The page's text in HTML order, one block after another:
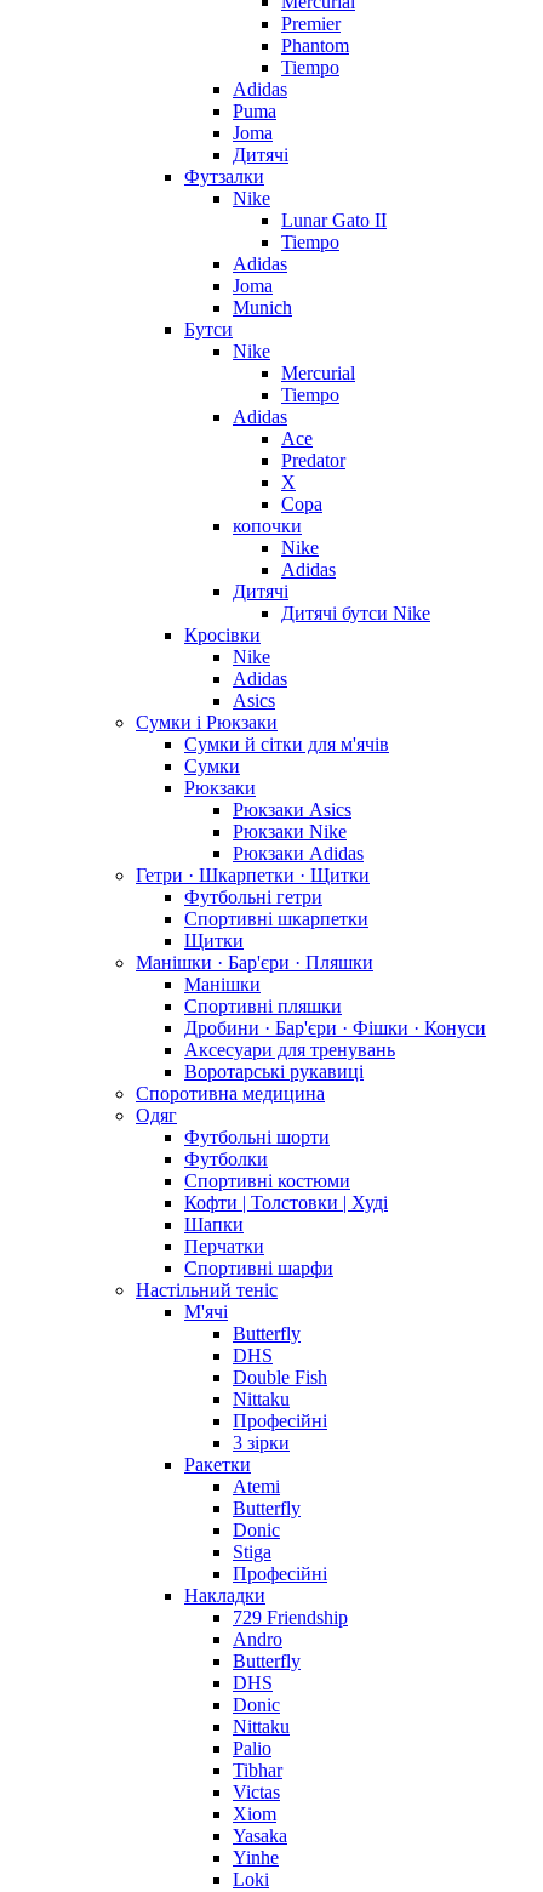
Premier
Phantom
Tiempo
Adidas
Puma
Joma
Дитячі
Футзалки
Nike
Lunar Gato II
Tiempo
Adidas
Joma
Munich
Бутси
Nike
Mercurial
Tiempo
Adidas
Ace
Predator
X
Copa
копочки
Nike
Adidas
Дитячі
Дитячі бутси Nike
Кросівки
Nike
Adidas
Asics
Сумки і Рюкзаки
Сумки й сітки для м'ячів
Сумки
Рюкзаки
Рюкзаки Asics
Рюкзаки Nike
Рюкзаки Adidas
Гетри · Шкарпетки · Щитки
Футбольні гетри
Спортивні шкарпетки
Щитки
Манішки · Бар'єри · Пляшки
Манішки
Спортивні пляшки
Дробини · Бар'єри · Фішки · Конуси
Аксесуари для тренувань
Воротарські рукавиці
Споротивна медицина
Одяг
Футбольні шорти
Футболки
Спортивні костюми
Кофти | Толстовки | Худі
Шапки
Перчатки
Спортивні шарфи
Настільний теніс
М'ячі
Butterfly
DHS
Double Fish
Nittaku
Професійні
3 зірки
Ракетки
Atemi
Butterfly
Donic
Stiga
Професійні
Накладки
729 Friendship
Andro
Butterfly
DHS
Donic
Nittaku
Palio
Tibhar
Victas
Xiom
Yasaka
Yinhe
Loki